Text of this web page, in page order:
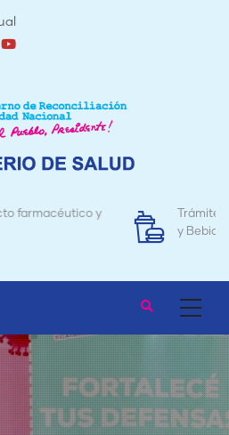
para Establecimientos de Alimentos